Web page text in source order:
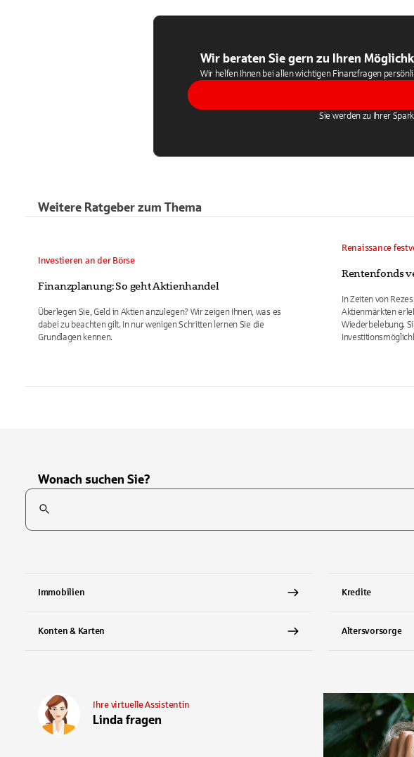
Wir beraten Sie gern zu Ihren
Wir helfen Ihnen bei allen wichtigen Finanzfragen
Sie werden zu Ihrer
Weitere Ratgeber zum Thema
Investieren an der Börse
Finanzplanung: So geht Aktienhandel
Überlegen Sie, Geld in Aktien anzulegen? Wir zeigen Ihnen, was es
dabei zu beachten gilt. In nur wenigen Schritten lernen Sie die
Grundlagen kennen.
Renaissance
Rentenfonds
In Zeiten von
Aktienmärkten
Wiederbelebung.
Wonach suchen Sie?
Suchfeld
Immobilien
Konten & Karten
Kredite
Altersvorsorge
Linda fragen
Ihre virtuelle Assistentin